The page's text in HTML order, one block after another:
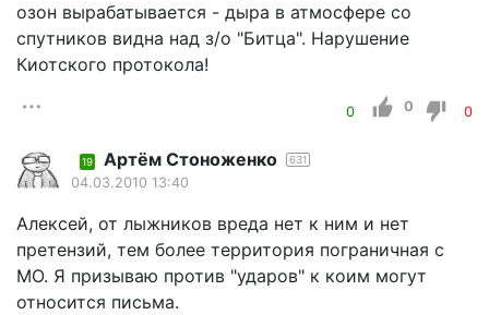
озон вырабатывается - дыра в атмосфере со
спутников видна над з/о "Битца". Нарушение
Киотского протокола!
0 0 0
19 Артём Стоноженко 631
04.03.2010 13:40
Алексей, от лыжников вреда нет к ним и нет
претензий, тем более территория пограничная с
МО. Я призываю против "ударов" к коим могут
относится письма.